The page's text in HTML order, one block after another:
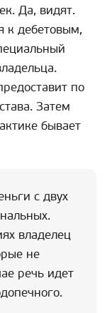
Да, видят.
к дебетовым,
по
Затем
бывает
с двух
владелец
не
речь идет